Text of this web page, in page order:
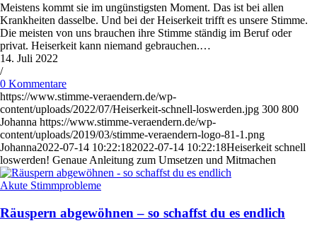
Meistens kommt sie im ungünstigsten Moment. Das ist bei allen
Krankheiten dasselbe. Und bei der Heiserkeit trifft es unsere Stimme.
Die meisten von uns brauchen ihre Stimme ständig im Beruf oder
privat. Heiserkeit kann niemand gebrauchen.…
14. Juli 2022
/
0 Kommentare
https://www.stimme-veraendern.de/wp-
content/uploads/2022/07/Heiserkeit-schnell-loswerden.jpg 300 800
Johanna https://www.stimme-veraendern.de/wp-
content/uploads/2019/03/stimme-veraendern-logo-81-1.png
Johanna2022-07-14 10:22:182022-07-14 10:22:18Heiserkeit schnell
loswerden! Genaue Anleitung zum Umsetzen und Mitmachen
Akute Stimmprobleme
Räuspern abgewöhnen – so schaffst du es endlich